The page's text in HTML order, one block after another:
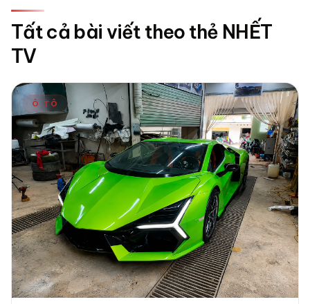
Tất cả bài viết theo thẻ NHẾT
TV
Ô TÔ